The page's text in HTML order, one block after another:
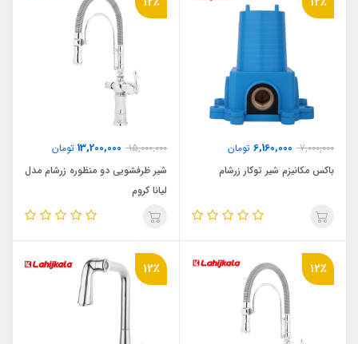
7,000,000
6,160,000 تومان
باکس مکانیزم شیر توکار زرشام
15,000,000
13,200,000 تومان
شیر ظرفشویی دو منظوره زرشام مدل
لیانا کروم
12٪ 12٪